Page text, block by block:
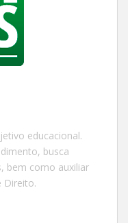
educacional.
busca
bem como auxiliar
Direito.